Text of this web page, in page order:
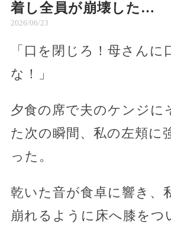
着し全員が崩壊した…
2026/06/23
「口を閉じろ！母さんに
な！」
夕食の席で夫のケンジに
た次の瞬間、私の左頬に
った。
乾いた音が食卓に響き、
崩れるように床へ膝をつ